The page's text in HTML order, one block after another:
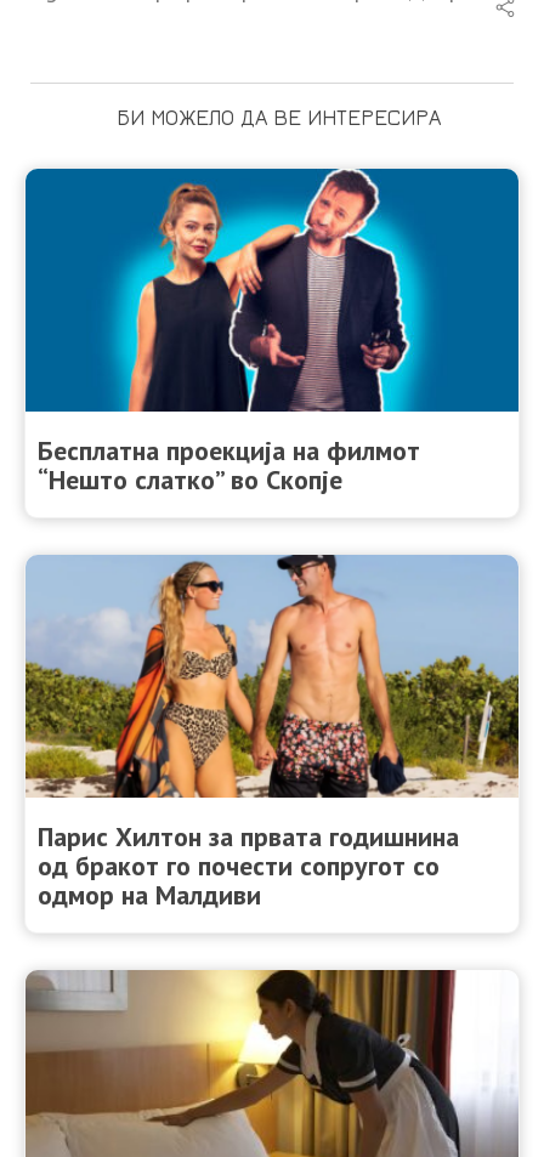
БИ МОЖЕЛО ДА ВЕ ИНТЕРЕСИРА
Бесплатна проекција на филмот
“Нешто слатко” во Скопје
Парис Хилтон за првата годишнина
од бракот го почести сопругот со
одмор на Малдиви